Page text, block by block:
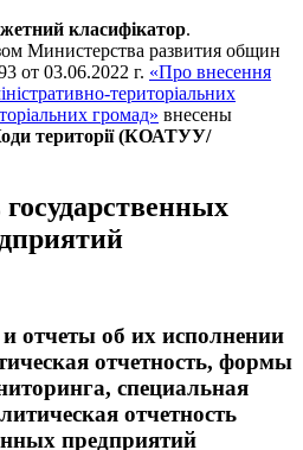
класифікатор.
Министерства развития общин
от 03.06.2022 г. «Про внесення
територіальних
громад» внесены
території (КОАТУУ/
отчеты об их исполнении
отчетность, формы
специальная
отчетность
предприятий